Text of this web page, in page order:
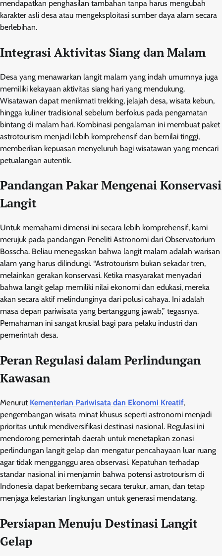
mendapatkan penghasilan tambahan tanpa harus mengubah
karakter asli desa atau mengeksploitasi sumber daya alam secara
berlebihan.
Integrasi Aktivitas Siang dan Malam
Desa yang menawarkan langit malam yang indah umumnya juga
memiliki kekayaan aktivitas siang hari yang mendukung.
Wisatawan dapat menikmati trekking, jelajah desa, wisata kebun,
hingga kuliner tradisional sebelum berfokus pada pengamatan
bintang di malam hari. Kombinasi pengalaman ini membuat paket
astrotourism menjadi lebih komprehensif dan bernilai tinggi,
memberikan kepuasan menyeluruh bagi wisatawan yang mencari
petualangan autentik.
Pandangan Pakar Mengenai Konservasi
Langit
Untuk memahami dimensi ini secara lebih komprehensif, kami
merujuk pada pandangan Peneliti Astronomi dari Observatorium
Bosscha. Beliau menegaskan bahwa langit malam adalah warisan
alam yang harus dilindungi. “Astrotourism bukan sekadar tren,
melainkan gerakan konservasi. Ketika masyarakat menyadari
bahwa langit gelap memiliki nilai ekonomi dan edukasi, mereka
akan secara aktif melindunginya dari polusi cahaya. Ini adalah
masa depan pariwisata yang bertanggung jawab,” tegasnya.
Pemahaman ini sangat krusial bagi para pelaku industri dan
pemerintah desa.
Peran Regulasi dalam Perlindungan
Kawasan
Menurut Kementerian Pariwisata dan Ekonomi Kreatif,
pengembangan wisata minat khusus seperti astronomi menjadi
prioritas untuk mendiversifikasi destinasi nasional. Regulasi ini
mendorong pemerintah daerah untuk menetapkan zonasi
perlindungan langit gelap dan mengatur pencahayaan luar ruang
agar tidak mengganggu area observasi. Kepatuhan terhadap
standar nasional ini menjamin bahwa potensi astrotourism di
Indonesia dapat berkembang secara terukur, aman, dan tetap
menjaga kelestarian lingkungan untuk generasi mendatang.
Persiapan Menuju Destinasi Langit
Gelap